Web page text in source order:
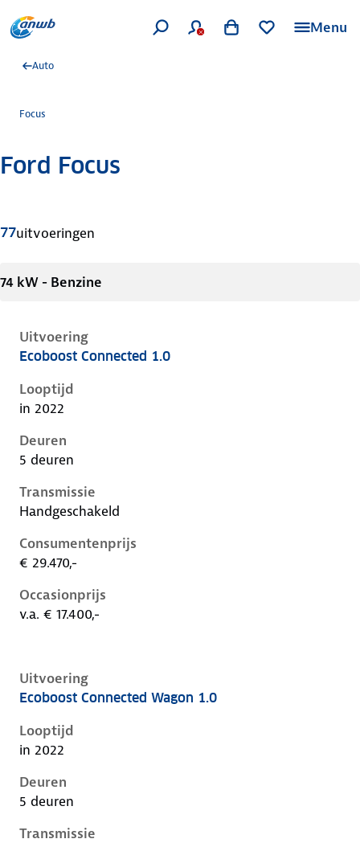
Menu
Auto
Focus
Ford Focus
77uitvoeringen
74 kW - Benzine
Uitvoering
Ford Focus iv-1e-facelift, 1.0, 74 kW, Benzine, 5
Ecoboost Connected 1.0
Looptijd
in 2022
Deuren
5 deuren
Transmissie
Handgeschakeld
Consumentenprijs
€ 29.470,-
Occasionprijs
v.a. € 17.400,-
Uitvoering
Ford Focus iv-1e-facelift, wagon 1.0, 74 kW, Benzine,
Ecoboost Connected Wagon 1.0
Looptijd
in 2022
Deuren
5 deuren
Transmissie